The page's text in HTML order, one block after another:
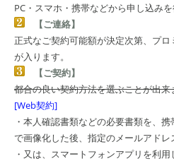
PC・スマホ・携帯などから申し込みを
【ご連絡】
正式なご契約可能額が決定次第、プ
が入ります。
【ご契約】
都合の良い契約方法を選ぶことが出来
[Web契約]
・本人確認書類などの必要書類を、
で画像化した後、指定のメールアドレ
・又は、スマートフォンアプリを利